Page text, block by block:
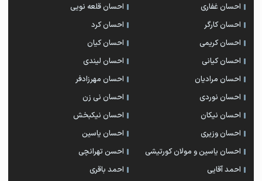
احسان غفاری
احسان قلعه نویی
احسان کارگر
احسان کرد
احسان کریمی
احسان کیان
احسان کیانی
احسان لیندی
احسان مرادیان
احسان مهرزادفر
احسان نوردی
احسان نی زن
احسان نیکان
احسان نیکبخش
احسان وزیری
احسان یاسین
احسان یاسین و مولان کورتیشی
احسن تهرانچی
احمد آقایی
احمد باقری